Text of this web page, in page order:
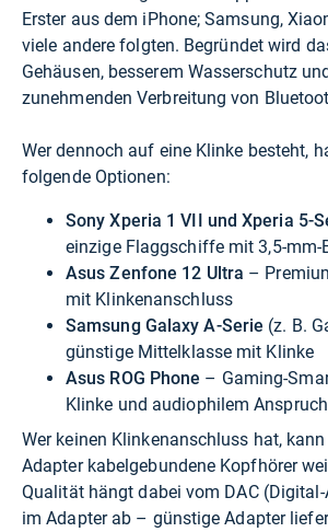
Erster aus dem iPhone; Samsung,
viele andere folgten. Begründet wird
Gehäusen, besserem Wasserschutz
zunehmenden Verbreitung von
Wer dennoch auf eine Klinke besteht,
folgende Optionen:
Sony Xperia 1 VII und Xperia 5-
einzige Flaggschiffe mit 3,5-mm-
Asus Zenfone 12 Ultra –
mit Klinkenanschluss
Samsung Galaxy A-Serie (z. B.
günstige Mittelklasse mit Klinke
Asus ROG Phone – Gaming-
Klinke und audiophilem Anspruch
Wer keinen Klinkenanschluss hat, kann
Adapter kabelgebundene Kopfhörer
Qualität hängt dabei vom DAC
im Adapter ab – günstige Adapter